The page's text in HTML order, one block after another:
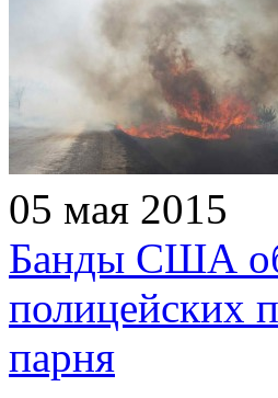
05 мая 2015
Банды США
полицейских
парня